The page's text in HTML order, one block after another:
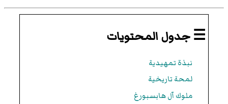
☰ جدول المحتويات
نبذة تمهيدية
لمحة تاريخية
ملوك آل هابسبورغ